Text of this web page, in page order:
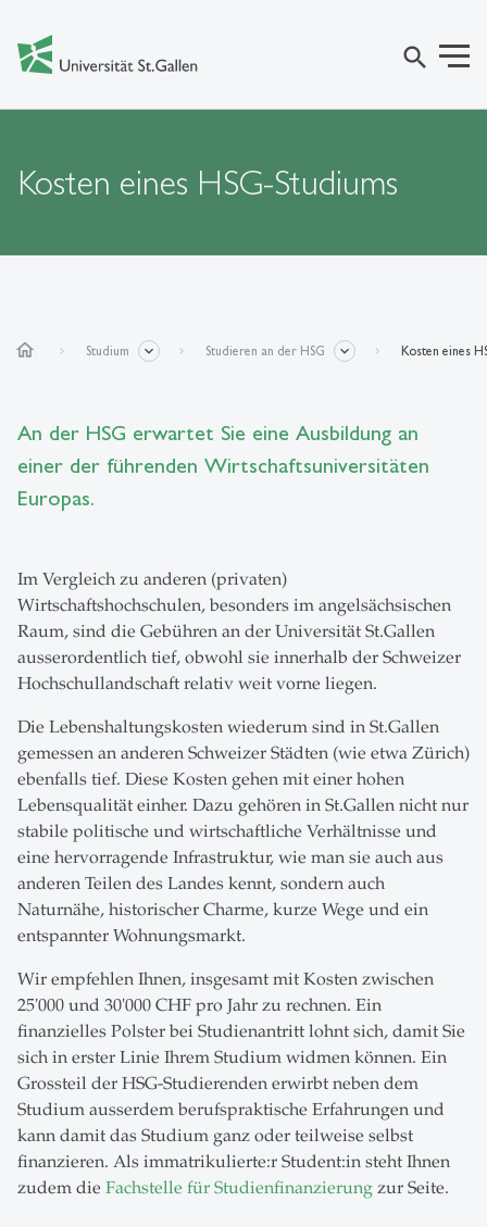
search
Kosten eines HSG-Studiums
home Studium Studieren an der HSG Kosten eines
An der HSG erwartet Sie eine Ausbildung an
einer der führenden Wirtschaftsuniversitäten
Europas.
Im Vergleich zu anderen (privaten)
Wirtschaftshochschulen, besonders im angelsächsischen
Raum, sind die Gebühren an der Universität St.Gallen
ausserordentlich tief, obwohl sie innerhalb der Schweizer
Hochschullandschaft relativ weit vorne liegen.
Die Lebenshaltungskosten wiederum sind in St.Gallen
gemessen an anderen Schweizer Städten (wie etwa Zürich)
ebenfalls tief. Diese Kosten gehen mit einer hohen
Lebensqualität einher. Dazu gehören in St.Gallen nicht nur
stabile politische und wirtschaftliche Verhältnisse und
eine hervorragende Infrastruktur, wie man sie auch aus
anderen Teilen des Landes kennt, sondern auch
Naturnähe, historischer Charme, kurze Wege und ein
entspannter Wohnungsmarkt.
Wir empfehlen Ihnen, insgesamt mit Kosten zwischen
25'000 und 30'000 CHF pro Jahr zu rechnen. Ein
finanzielles Polster bei Studienantritt lohnt sich, damit Sie
sich in erster Linie Ihrem Studium widmen können. Ein
Grossteil der HSG-Studierenden erwirbt neben dem
Studium ausserdem berufspraktische Erfahrungen und
kann damit das Studium ganz oder teilweise selbst
finanzieren. Als immatrikulierte:r Student:in steht Ihnen
zudem die Fachstelle für Studienfinanzierung zur Seite.